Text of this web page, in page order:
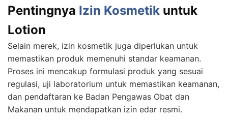
Pentingnya Izin Kosmetik untuk
Lotion
Selain merek, izin kosmetik juga diperlukan untuk
memastikan produk memenuhi standar keamanan.
Proses ini mencakup formulasi produk yang sesuai
regulasi, uji laboratorium untuk memastikan keamanan,
dan pendaftaran ke Badan Pengawas Obat dan
Makanan untuk mendapatkan izin edar resmi.